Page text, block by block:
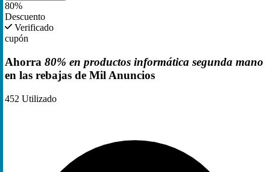
80%
Descuento
Verificado
cupón
Ahorra 80% en productos informática segunda mano
en las rebajas de Mil Anuncios
452 Utilizado